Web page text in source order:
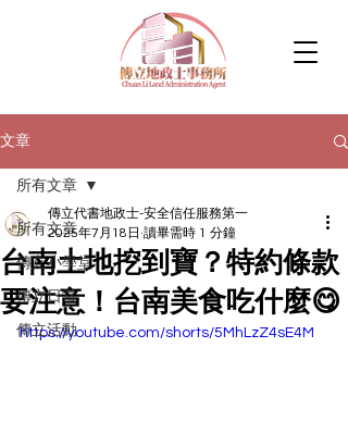
文章
所有文章
傳立小學堂
傳立日常
傳立活動
所有文章
台南土地挖到寶？特約條款
要注意！台南美食吃什麼😋
傳立代書地政士-安全信任服務第一
2025年7月18日 讀畢需時 1 分鐘
https://youtube.com/shorts/5MhLzZ4sE4M